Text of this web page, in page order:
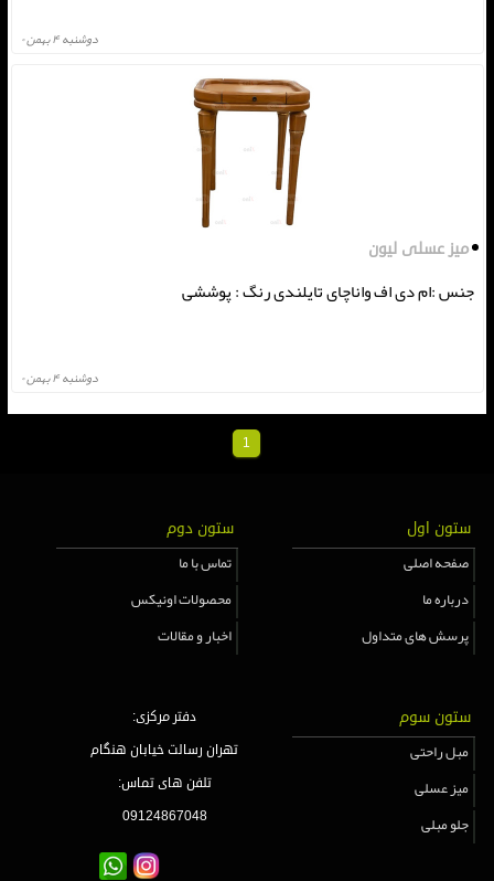
دوشنبه ۴ بهمن ۰
میز عسلی لیون
جنس :ام دی اف واناچای تایلندی رنگ : پوششی
دوشنبه ۴ بهمن ۰
1
ستون اول
صفحه اصلی
درباره ما
پرسش های متداول
ستون دوم
تماس با ما
محصولات اونیکس
اخبار و مقالات
ستون سوم
مبل راحتی
میز عسلی
جلو مبلی
دفتر مرکزی:
تهران رسالت خیابان هنگام
تلفن های تماس:
09124867048